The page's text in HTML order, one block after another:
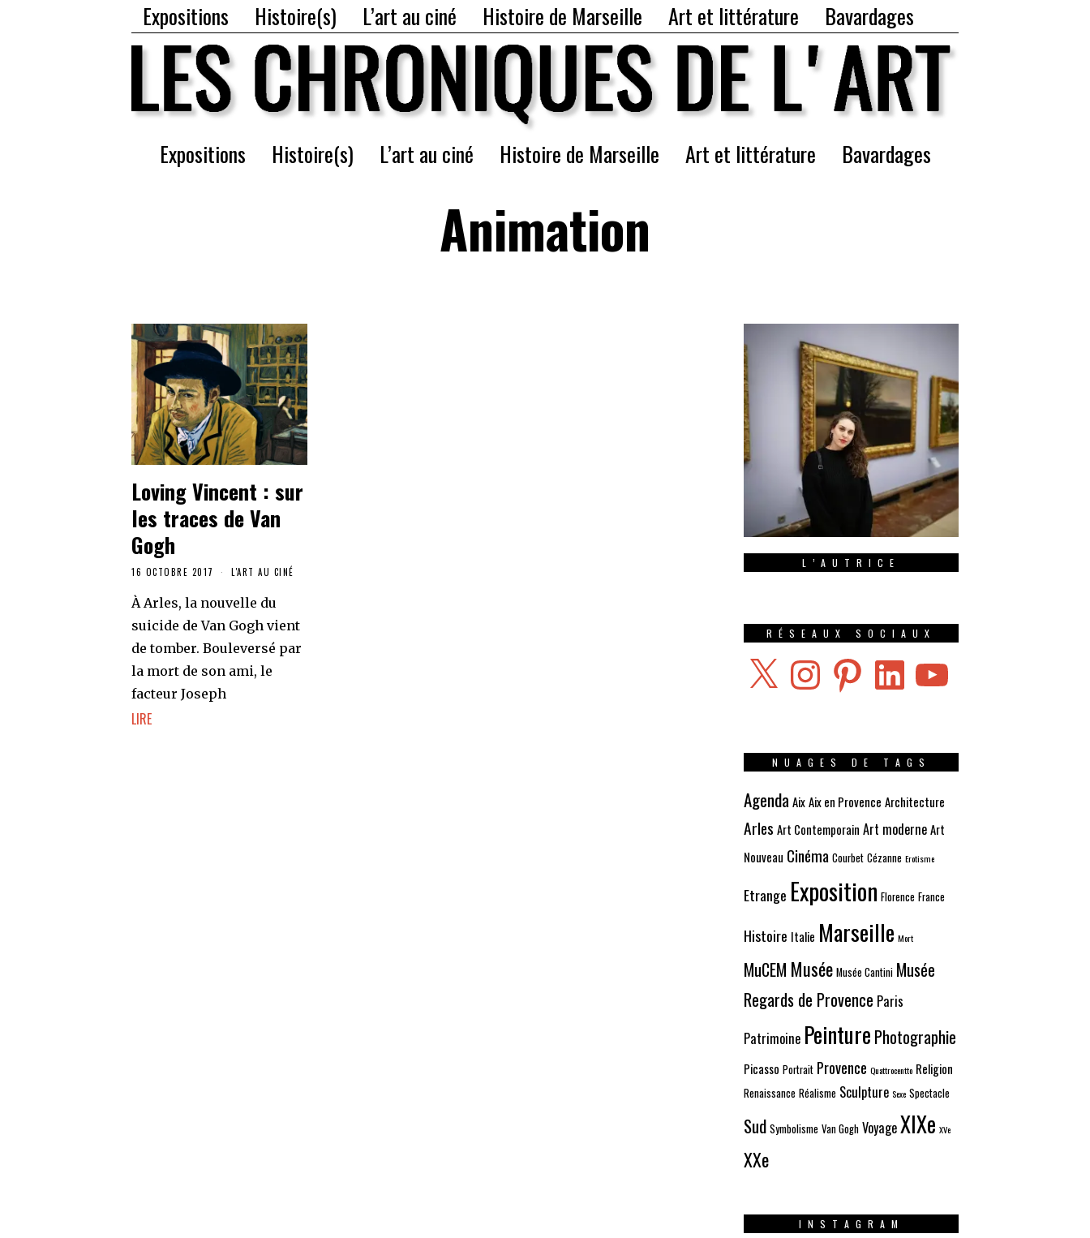
Expositions Histoire(s) L’art au ciné Histoire de Marseille Art et littérature Bavardages
Expositions Histoire(s) L’art au ciné Histoire de Marseille Art et littérature Bavardages
Animation
Loving Vincent : sur
les traces de Van
Gogh
16 OCTOBRE 2017 L'ART AU CINÉ
À Arles, la nouvelle du
suicide de Van Gogh vient
de tomber. Bouleversé par
la mort de son ami, le
facteur Joseph
LIRE
L’AUTRICE
RÉSEAUX SOCIAUX
X InstagramPinterestLinkedInYouTube
NUAGES DE TAGS
Agenda AixAix en Provence Architecture
Arles Art Contemporain Art moderneArt
Nouveau Cinéma Courbet Cézanne Erotisme
Etrange Exposition Florence France
Histoire Italie Marseille Mort
MuCEM Musée Musée Cantini Musée
Regards de Provence Paris
Patrimoine Peinture Photographie
Picasso Portrait Provence Quattrocentto Religion
Renaissance Réalisme Sculpture Sexe Spectacle
Sud Symbolisme Van Gogh VoyageXIXe XVe
XXe
INSTAGRAM